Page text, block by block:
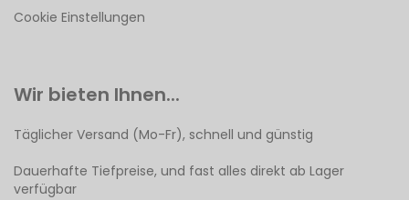
Cookie Einstellungen
Wir bieten Ihnen...
Täglicher Versand (Mo-Fr), schnell und günstig
Dauerhafte Tiefpreise, und fast alles direkt ab Lager
verfügbar